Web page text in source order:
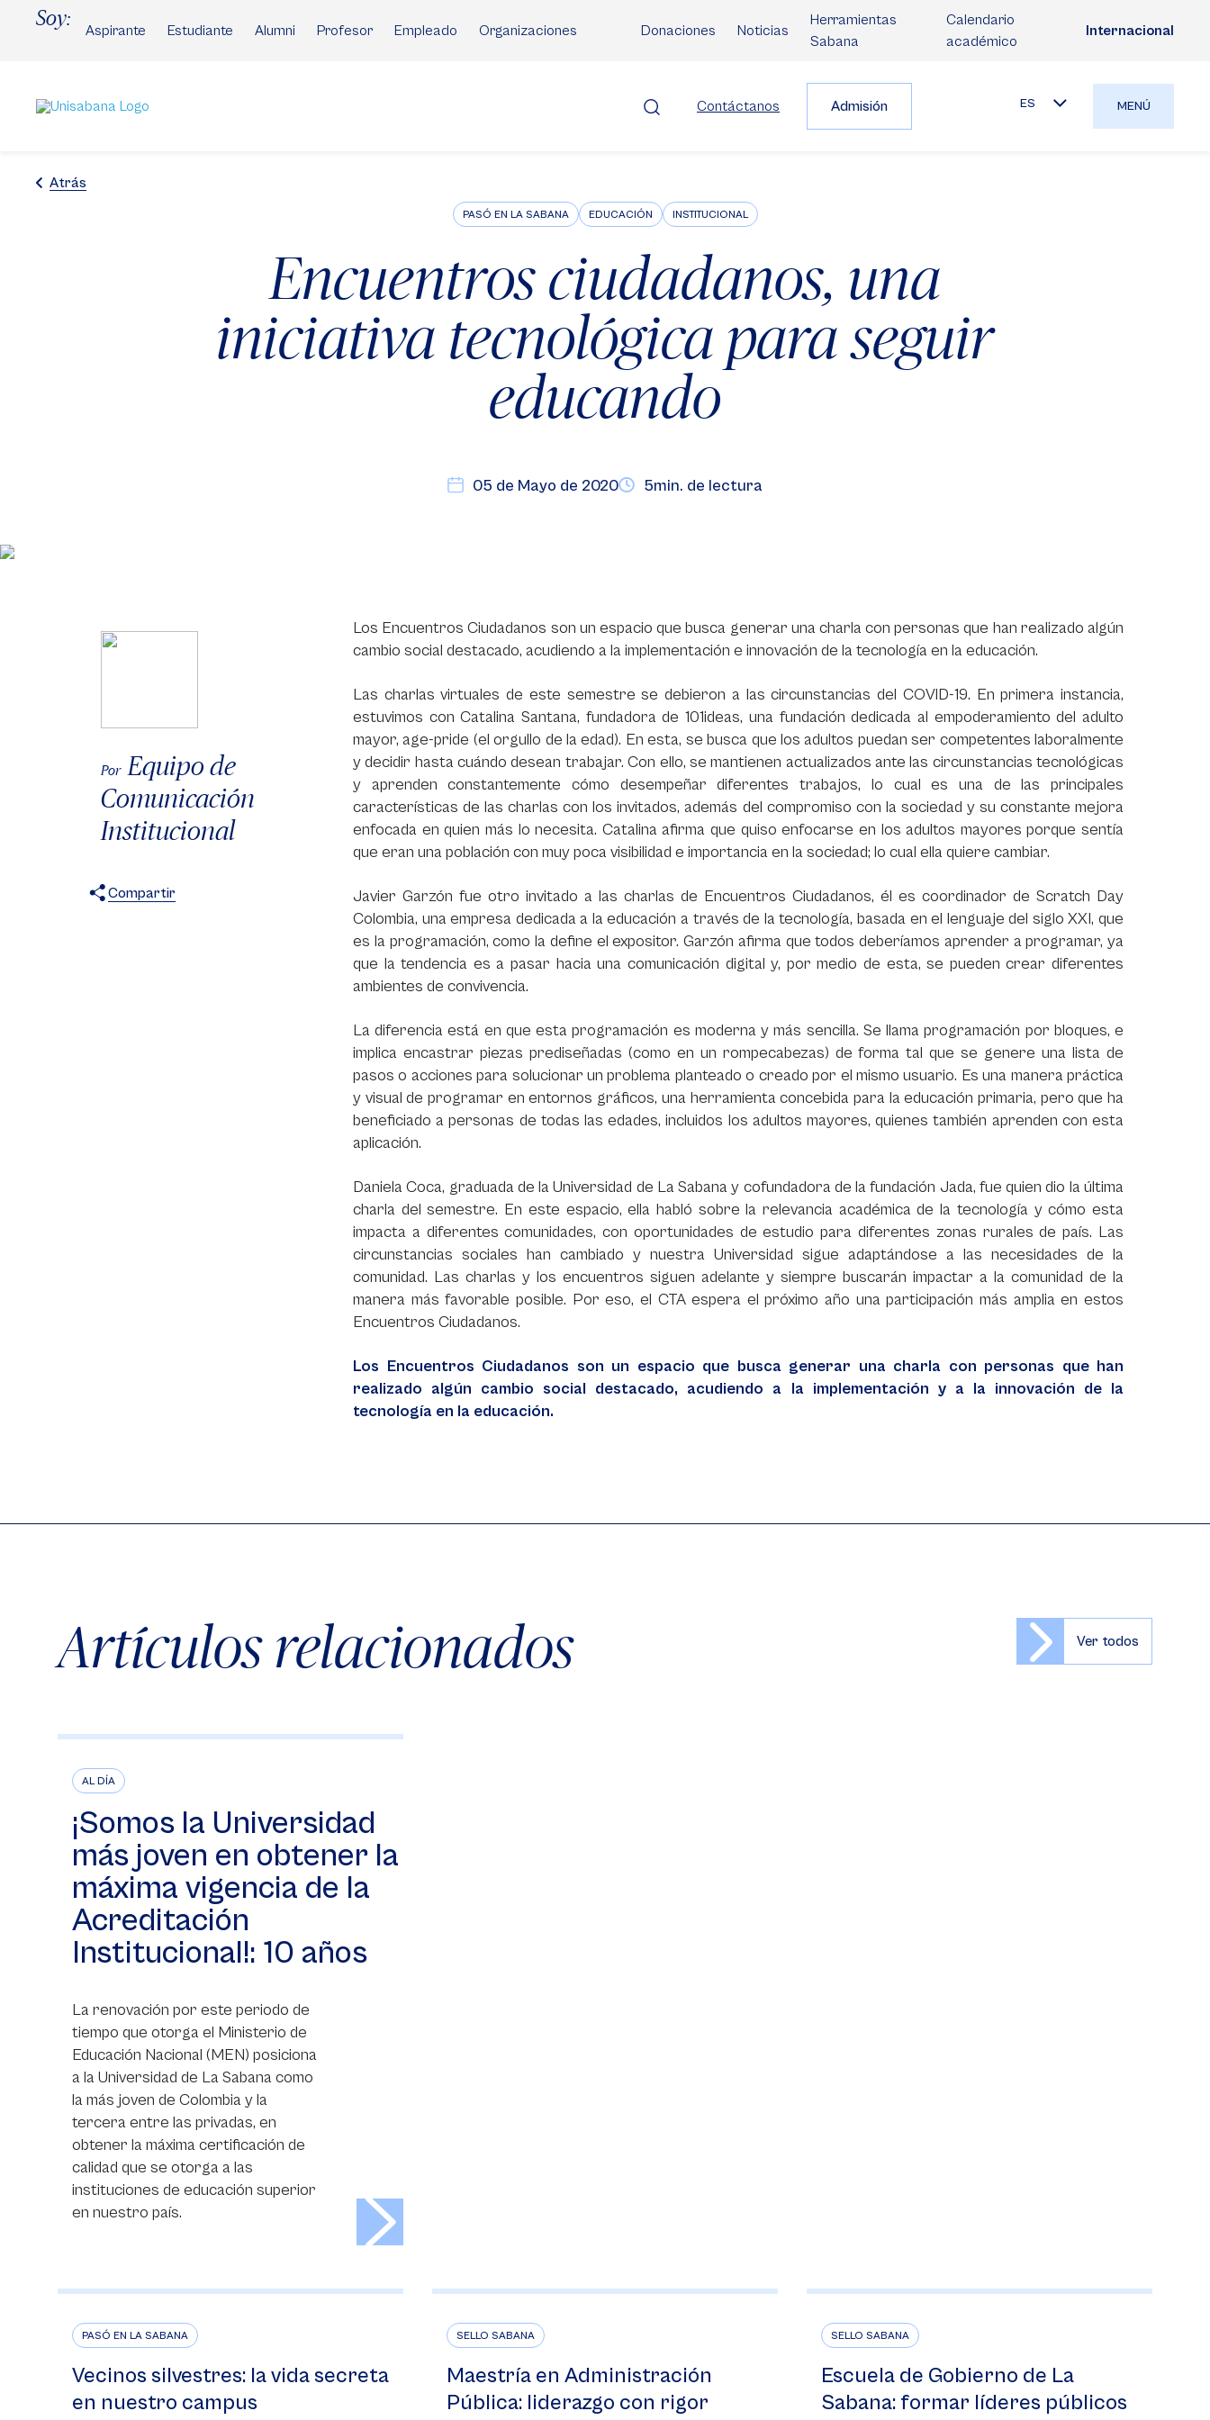
Soy:
Aspirante Estudiante Alumni Profesor Empleado Organizaciones Donaciones Noticias
Herramientas
Sabana
Calendario
académico
Internacional
Contáctanos Admisión ES MENÚ
Atrás
PASÓ EN LA SABANA EDUCACIÓN INSTITUCIONAL
Encuentros ciudadanos, una
iniciativa tecnológica para seguir
educando
05 de Mayo de 2020 5min. de lectura
Por Equipo de
Comunicación
Institucional
Compartir
Los Encuentros Ciudadanos son un espacio que busca generar una charla con personas que han realizado algún
cambio social destacado, acudiendo a la implementación e innovación de la tecnología en la educación.
Las charlas virtuales de este semestre se debieron a las circunstancias del COVID-19. En primera instancia,
estuvimos con Catalina Santana, fundadora de 101ideas, una fundación dedicada al empoderamiento del adulto
mayor, age-pride (el orgullo de la edad). En esta, se busca que los adultos puedan ser competentes laboralmente
y decidir hasta cuándo desean trabajar. Con ello, se mantienen actualizados ante las circunstancias tecnológicas
y aprenden constantemente cómo desempeñar diferentes trabajos, lo cual es una de las principales
características de las charlas con los invitados, además del compromiso con la sociedad y su constante mejora
enfocada en quien más lo necesita. Catalina afirma que quiso enfocarse en los adultos mayores porque sentía
que eran una población con muy poca visibilidad e importancia en la sociedad; lo cual ella quiere cambiar.
Javier Garzón fue otro invitado a las charlas de Encuentros Ciudadanos, él es coordinador de Scratch Day
Colombia, una empresa dedicada a la educación a través de la tecnología, basada en el lenguaje del siglo XXI, que
es la programación, como la define el expositor. Garzón afirma que todos deberíamos aprender a programar, ya
que la tendencia es a pasar hacia una comunicación digital y, por medio de esta, se pueden crear diferentes
ambientes de convivencia.
La diferencia está en que esta programación es moderna y más sencilla. Se llama programación por bloques, e
implica encastrar piezas prediseñadas (como en un rompecabezas) de forma tal que se genere una lista de
pasos o acciones para solucionar un problema planteado o creado por el mismo usuario. Es una manera práctica
y visual de programar en entornos gráficos, una herramienta concebida para la educación primaria, pero que ha
beneficiado a personas de todas las edades, incluidos los adultos mayores, quienes también aprenden con esta
aplicación.
Daniela Coca, graduada de la Universidad de La Sabana y cofundadora de la fundación Jada, fue quien dio la última
charla del semestre. En este espacio, ella habló sobre la relevancia académica de la tecnología y cómo esta
impacta a diferentes comunidades, con oportunidades de estudio para diferentes zonas rurales de país. Las
circunstancias sociales han cambiado y nuestra Universidad sigue adaptándose a las necesidades de la
comunidad. Las charlas y los encuentros siguen adelante y siempre buscarán impactar a la comunidad de la
manera más favorable posible. Por eso, el CTA espera el próximo año una participación más amplia en estos
Encuentros Ciudadanos.
Los Encuentros Ciudadanos son un espacio que busca generar una charla con personas que han
realizado algún cambio social destacado, acudiendo a la implementación y a la innovación de la
tecnología en la educación.
Artículos relacionados Ver todos
AL DÍA
¡Somos la Universidad
más joven en obtener la
máxima vigencia de la
Acreditación
Institucional!: 10 años
La renovación por este periodo de
tiempo que otorga el Ministerio de
Educación Nacional (MEN) posiciona
a la Universidad de La Sabana como
la más joven de Colombia y la
tercera entre las privadas, en
obtener la máxima certificación de
calidad que se otorga a las
instituciones de educación superior
en nuestro país.
PASÓ EN LA SABANA
Vecinos silvestres: la vida secreta
en nuestro campus
SELLO SABANA
Maestría en Administración
Pública: liderazgo con rigor
SELLO SABANA
Escuela de Gobierno de La
Sabana: formar líderes públicos